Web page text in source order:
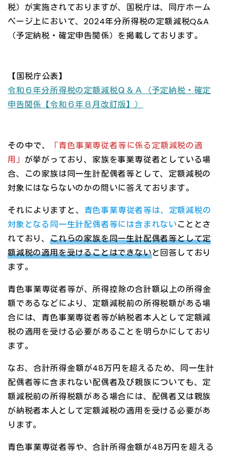
税）が実施されておりますが、国税庁は、同庁ホーム
ページ上において、2024年分所得税の定額減税Q&A
（予定納税・確定申告関係）を掲載しております。
【国税庁公表】
令和６年分所得税の定額減税Ｑ＆Ａ（予定納税・確定
申告関係【令和６年８月改訂版】）
その中で、
「青色事業専従者等に係る定額減税の適
用」 が挙がっており、家族を事業専従者としている場
合、この家族は同一生計配偶者等として、定額減税の
対象にはならないのかの問いに答えております。
それによりますと、 青色事業専従者等は、定額減税の
対象となる同一生計配偶者等には含まれないこととさ
れており、 これらの家族を同一生計配偶者等として定
額減税の適用を受けることはできないと回答しており
ます。
青色事業専従者等が、所得控除の合計額以上の所得金
額であるなどにより、定額減税前の所得税額がある場
合には、青色事業専従者等が納税者本人として定額減
税の適用を受ける必要があることを明らかにしており
ます。
なお、合計所得金額が48万円を超えるため、同一生計
配偶者等に含まれない配偶者及び親族についても、定
額減税前の所得税額がある場合には、配偶者又は親族
が納税者本人として定額減税の適用を受ける必要があ
ります。
青色事業専従者等や、合計所得金額が48万円を超える